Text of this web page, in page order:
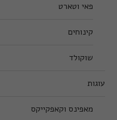
פאי וטארט
קינוחים
שוקולד
עוגות
מאפינס וקאפקייקס